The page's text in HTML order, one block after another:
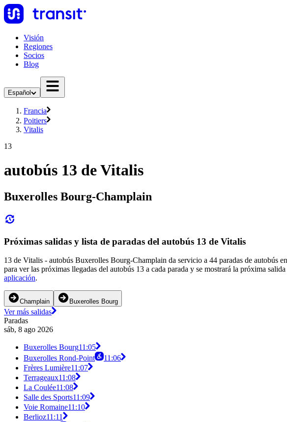
Visión
Regiones
Socios
Blog
Español
Francia
Poitiers
Vitalis
13
autobús 13 de Vitalis
Buxerolles Bourg-Champlain
Próximas salidas y lista de paradas del autobús 13 de Vitalis
13 de Vitalis - autobús Buxerolles Bourg-Champlain da servicio a 44 paradas de autobús
para ver las próximas llegadas del autobús 13 a cada parada y se mostrará la próxima
aplicación.
Champlain Buxerolles Bourg
Ver más salidas
Paradas
sáb, 8 ago 2026
Buxerolles Bourg11:05
Buxerolles Rond-Point
11:06
Frères Lumière11:07
Terrageaux11:08
La Coulée11:08
Salle des Sports11:09
Voie Romaine11:10
Berlioz11:11